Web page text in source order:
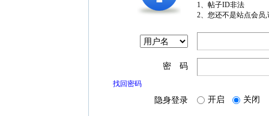
1、帖子ID非法
2、您还不是站点会员
密 码
找回密码
隐身登录 开启 关闭